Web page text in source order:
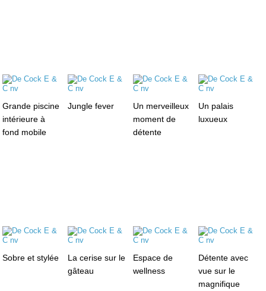
Grande piscine
intérieure à
fond mobile
Jungle fever
Un merveilleux
moment de
détente
Un palais
luxueux
Sobre et stylée
La cerise sur le
gâteau
Espace de
wellness
Détente avec
vue sur le
magnifique